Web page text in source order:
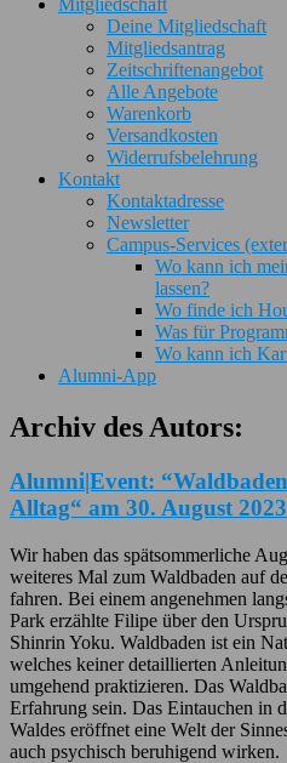
Mitgliedschaft
Deine Mitgliedschaft
Mitgliedsantrag
Zeitschriftenangebot
Alle Angebote
Warenkorb
Versandkosten
Widerrufsbelehrung
Kontakt
Kontaktadresse
Newsletter
Campus-Services
Wo kann ich
lassen?
Wo finde ich
Was für
Wo kann ich
Alumni-App
Archiv des Autors:
Alumni|Event:
Alltag“ am 30. August 2023
Wir haben das spätsommerliche
weiteres Mal zum Waldbaden auf
fahren. Bei einem angenehmen
Park erzählte Filipe über den
Shinrin Yoku. Waldbaden ist ein
welches keiner detaillierten
umgehend praktizieren. Das
Erfahrung sein. Das Eintauchen in
Waldes eröffnet eine Welt der
auch psychisch beruhigend wirken.